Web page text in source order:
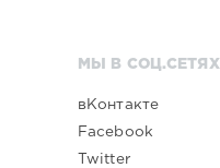
МЫ В СОЦ.СЕТЯХ
вКонтакте
Facebook
Twitter